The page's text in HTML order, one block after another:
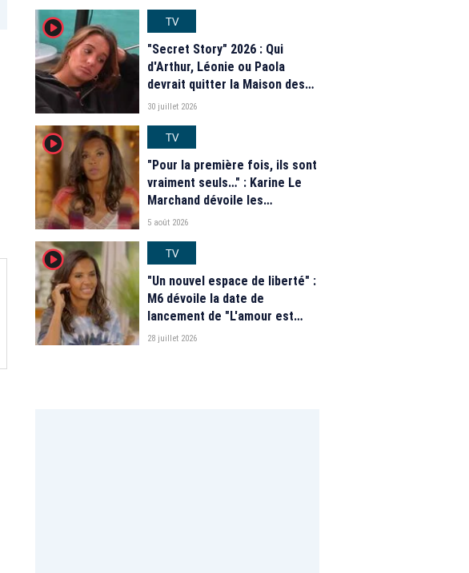
de la télé-réalité de W9
player2
TV
"Secret Story" 2026 : Qui
d'Arthur, Léonie ou Paola
devrait quitter la Maison des
secrets ce soir ? Les
30 juillet 2026
player2
TV
"Pour la première fois, ils sont
vraiment seuls…" : Karine Le
Marchand dévoile les
nouveautés des speed dating
2026
5 août 2026
player2
TV
"Un nouvel espace de liberté" :
M6 dévoile la date de
lancement de "L'amour est
dans le pré" 2026 et une
28 juillet 2026